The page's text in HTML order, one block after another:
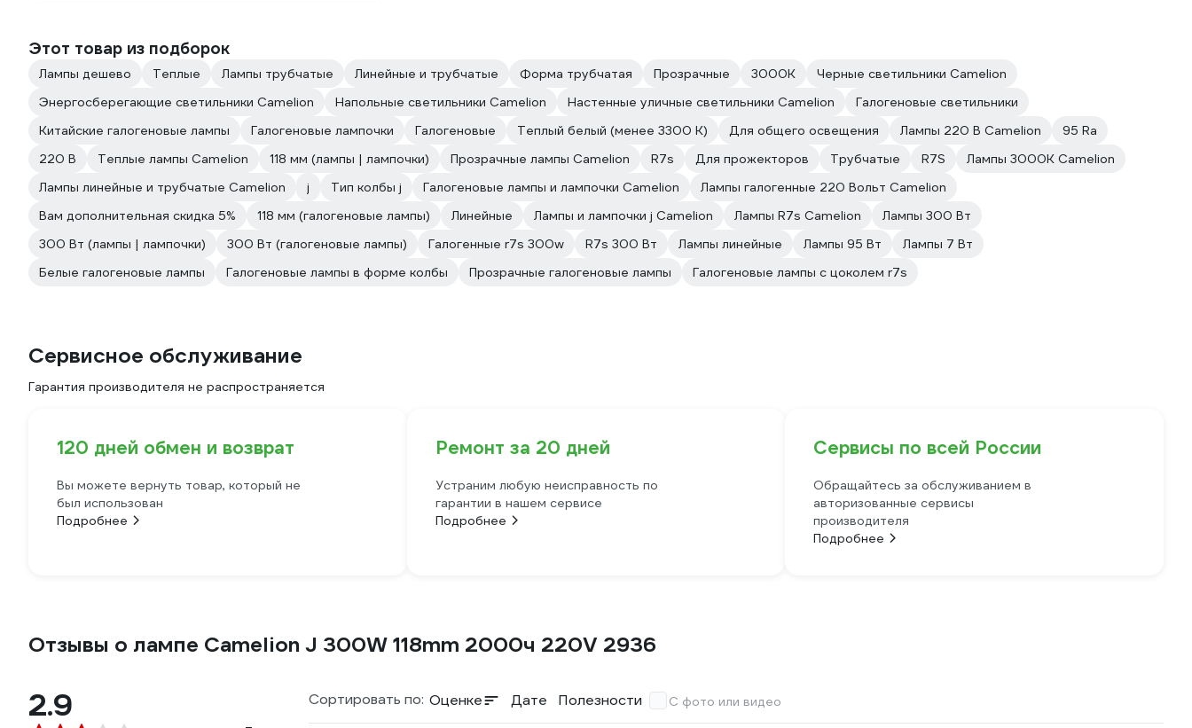
Этот товар из подборок
Лампы дешево Теплые Лампы трубчатые Линейные и трубчатые Форма трубчатая Прозрачные 3000К
Черные светильники Camelion
Энергосберегающие светильники Camelion
Напольные светильники Camelion Настенные уличные светильники Camelion
Галогеновые светильники
Китайские галогеновые лампы
Галогеновые лампочки Галогеновые Теплый белый (менее 3300 К) Для общего освещения Лампы 220 В Camelion
95 Ra
220 В
Теплые лампы Camelion 118 мм (лампы | лампочки) Прозрачные лампы Camelion R7s Для прожекторов Трубчатые R7S
Лампы 3000К Camelion
Лампы линейные и трубчатые Camelion
j Тип колбы j Галогеновые лампы и лампочки Camelion
Лампы галогенные 220 Вольт Camelion
Вам дополнительная скидка 5%
118 мм (галогеновые лампы) Линейные Лампы и лампочки j Camelion Лампы R7s Camelion
Лампы 300 Вт
300 Вт (лампы | лампочки)
300 Вт (галогеновые лампы) Галогенные r7s 300w R7s 300 Вт Лампы линейные Лампы 95 Вт
Лампы 7 Вт
Белые галогеновые лампы
Галогеновые лампы в форме колбы Прозрачные галогеновые лампы Галогеновые лампы с цоколем r7s
Сервисное обслуживание
Гарантия производителя не распространяется
120 дней обмен и возврат
Вы можете вернуть товар, который не
был использован
Подробнее
Ремонт за 20 дней
Устраним любую неисправность по
гарантии в нашем сервисе
Подробнее
Сервисы по всей России
Обращайтесь за обслуживанием в
авторизованные сервисы
производителя
Подробнее
Отзывы о лампе Camelion J 300W 118mm 2000ч 220V 2936
2.9 Сортировать по: Оценке Дате Полезности С фото или видео